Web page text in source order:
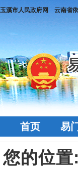
玉溪市人民政府网 云南省
首页 易
您的位置: